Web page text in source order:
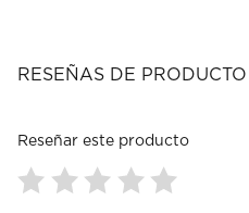
RESEÑAS DE PRODUCTO
Reseñar este producto